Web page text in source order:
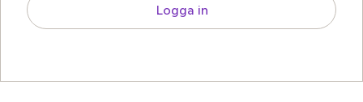
Logga in